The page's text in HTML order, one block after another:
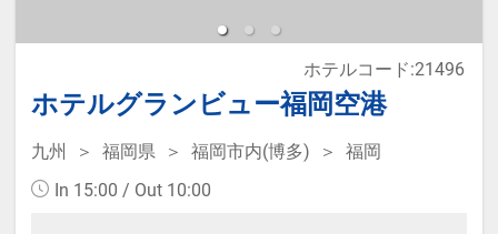
《ホテル名称変更のご案内》
2026年1月27日(火)よりホテルの名
ホテルグランビュー福岡空港
ホテルコード:21496
九州 福岡県 福岡市内(博多)
福岡
In 15:00 / Out 10:00